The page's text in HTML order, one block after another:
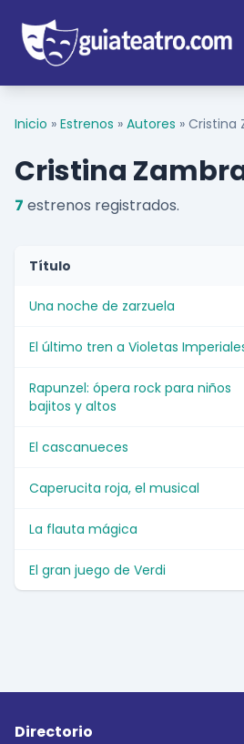
Inicio » Estrenos » Autores » Cristina
Cristina
7 estrenos registrados.
Título
Una noche de zarzuela
El último tren a Violetas
Rapunzel: ópera rock para niños
bajitos y altos
El cascanueces
Caperucita roja, el musical
La flauta mágica
El gran juego de Verdi
Directorio